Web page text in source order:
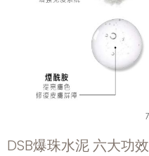
DSB爆珠水泥 六大功效